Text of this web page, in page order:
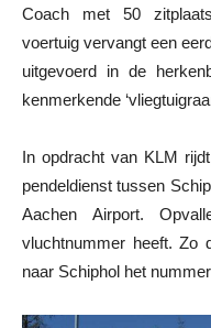
Coach met 50
voertuig vervangt een
uitgevoerd in de
kenmerkende
In opdracht van KLM
pendeldienst tussen
Aachen Airport.
vluchtnummer heeft. Zo
naar Schiphol het